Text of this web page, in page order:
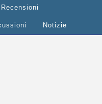
Recensioni
Notizie